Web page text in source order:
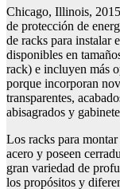
Chicago, Illinois,
de protección de
de racks para instalar
disponibles en
rack) e incluyen más
porque incorporan
transparentes,
abisagrados y
Los racks para
acero y poseen
gran variedad de
los propósitos y